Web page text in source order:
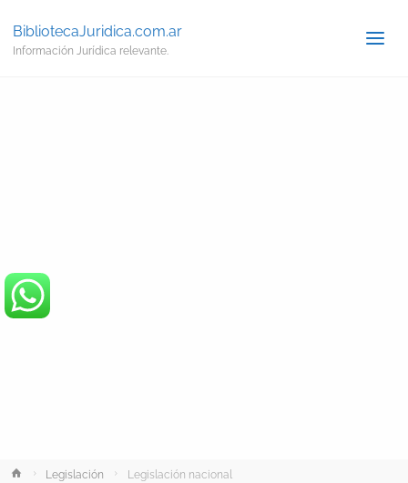
BibliotecaJuridica.com.ar
Información Jurídica relevante.
InicioLegislación Legislación nacional